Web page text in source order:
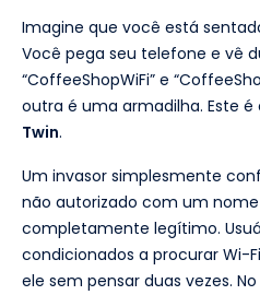
Imagine que você está
Você pega seu telefone e vê
“CoffeeShopWiFi” e
outra é uma armadilha. Este é
Twin.
Um invasor simplesmente
não autorizado com um
completamente legítimo.
condicionados a procurar Wi-
ele sem pensar duas vezes.